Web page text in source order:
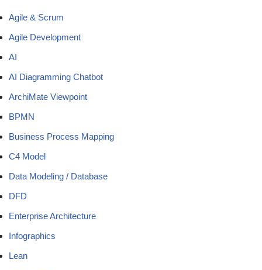
Agile & Scrum
Agile Development
AI
AI Diagramming Chatbot
ArchiMate Viewpoint
BPMN
Business Process Mapping
C4 Model
Data Modeling / Database
DFD
Enterprise Architecture
Infographics
Lean